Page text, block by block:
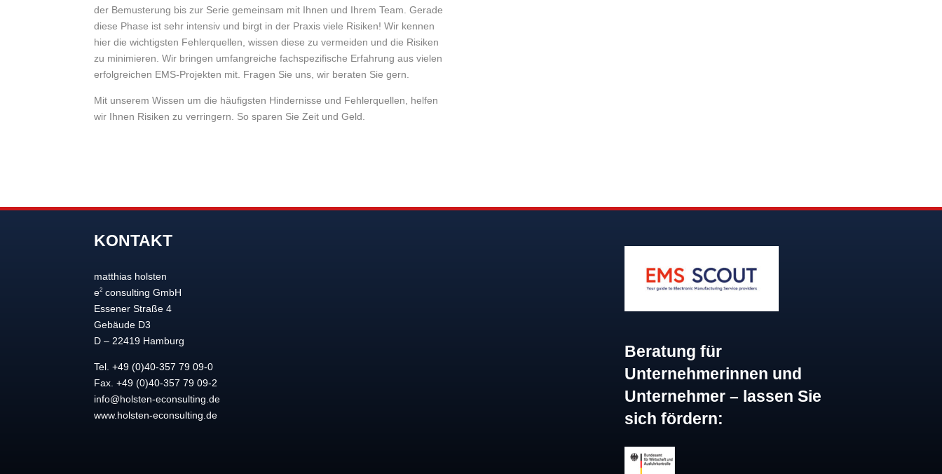
der Bemusterung bis zur Serie gemeinsam mit Ihnen und Ihrem Team. Gerade
diese Phase ist sehr intensiv und birgt in der Praxis viele Risiken! Wir kennen
hier die wichtigsten Fehlerquellen, wissen diese zu vermeiden und die Risiken
zu minimieren. Wir bringen umfangreiche fachspezifische Erfahrung aus vielen
erfolgreichen EMS-Projekten mit. Fragen Sie uns, wir beraten Sie gern.
Mit unserem Wissen um die häufigsten Hindernisse und Fehlerquellen, helfen
wir Ihnen Risiken zu verringern. So sparen Sie Zeit und Geld.
KONTAKT
matthias holsten
e2 consulting GmbH
Essener Straße 4
Gebäude D3
D – 22419 Hamburg
Tel. +49 (0)40-357 79 09-0
Fax. +49 (0)40-357 79 09-2
info@holsten-econsulting.de
www.holsten-econsulting.de
Beratung für
Unternehmerinnen und
Unternehmer – lassen Sie
sich fördern: